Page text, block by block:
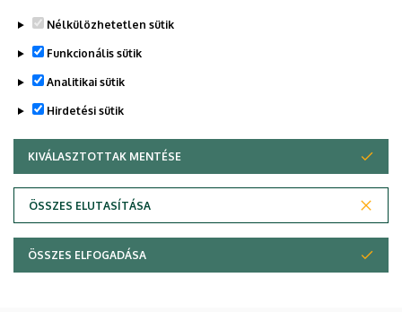
Mobil App
UD Mediversity app
Az UD Mediversity mobilalkalmazás a Debreceni Egyetem
előremutató fejlesztése, melynek célja, hogy a betegek
és a hozzátartozók egyszerűen, gyorsan
eligazodhassanak a Klinikai Központ szolgáltatásai
között, mert az Ön egészsége a mi prioritásunk. A
Nélkülözhetetlen sütik
Funkcionális sütik
Analitikai sütik
Hirdetési sütik
KIVÁLASZTOTTAK MENTÉSE
ÖSSZES ELUTASÍTÁSA
WITHDRAW CONSENT
ÖSSZES ELFOGADÁSA